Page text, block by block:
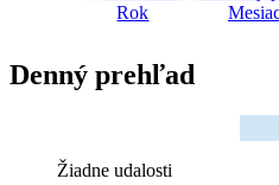
Rok
Denný prehľad
Žiadne udalosti